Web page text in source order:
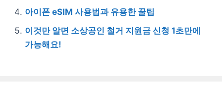
아이폰 eSIM 사용법과 유용한 꿀팁
이것만 알면 소상공인 철거 지원금 신청 1초만에
가능해요!